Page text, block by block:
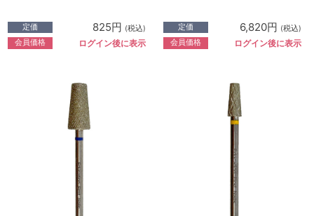
定価 825円 (税込)
会員価格 ログイン後に表示
定価 6,820円 (税込)
会員価格 ログイン後に表示